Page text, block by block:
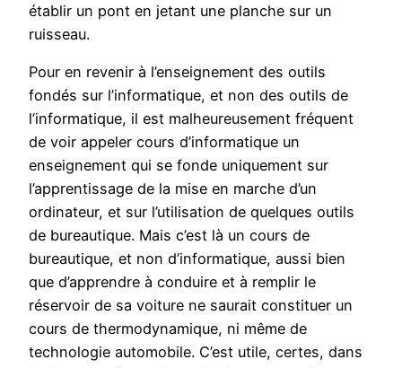
établir un pont en jetant une planche sur un
ruisseau.
Pour en revenir à l’enseignement des outils
fondés sur l’informatique, et non des outils de
l’informatique, il est malheureusement fréquent
de voir appeler cours d’informatique un
enseignement qui se fonde uniquement sur
l’apprentissage de la mise en marche d’un
ordinateur, et sur l’utilisation de quelques outils
de bureautique. Mais c’est là un cours de
bureautique, et non d’informatique, aussi bien
que d’apprendre à conduire et à remplir le
réservoir de sa voiture ne saurait constituer un
cours de thermodynamique, ni même de
technologie automobile. C’est utile, certes, dans